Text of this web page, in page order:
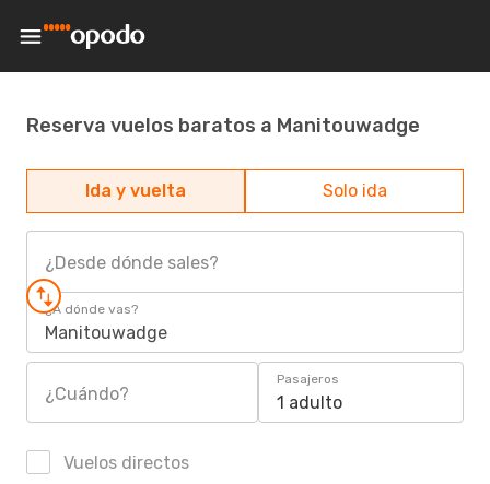
Reserva vuelos baratos a Manitouwadge
Ida y vuelta Solo ida
¿Desde dónde sales?
¿A dónde vas?
Manitouwadge
¿Cuándo?
Pasajeros
1 adulto
Vuelos directos